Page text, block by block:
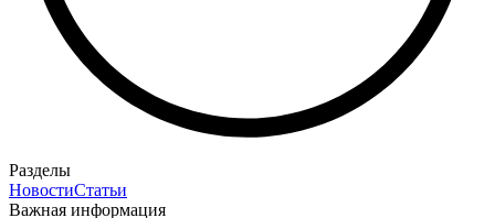
Разделы
НовостиСтатьи
Важная информация